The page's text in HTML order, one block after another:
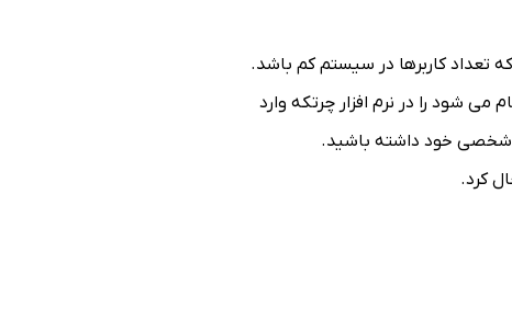
شود را در نرم افزار چرتکه وارد
کرد.